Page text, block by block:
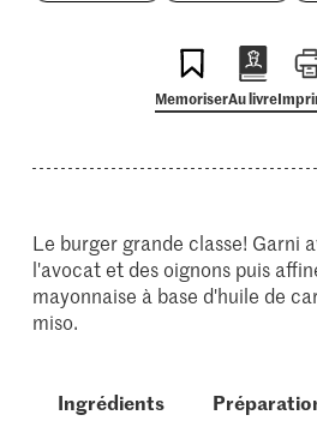
MemoriserAu livre
Le burger grande classe! Garni
l'avocat et des oignons puis
mayonnaise à base d'huile de
miso.
Ingrédients